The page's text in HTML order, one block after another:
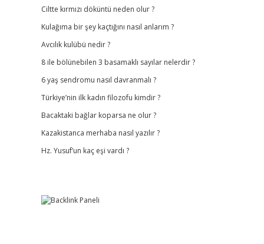
Ciltte kırmızı döküntü neden olur ?
Kulağıma bir şey kaçtığını nasıl anlarım ?
Avcılık kulübü nedir ?
8 ile bölünebilen 3 basamaklı sayılar nelerdir ?
6 yaş sendromu nasıl davranmalı ?
Türkiye’nin ilk kadın filozofu kimdir ?
Bacaktaki bağlar koparsa ne olur ?
Kazakistanca merhaba nasıl yazılır ?
Hz. Yusuf’un kaç eşi vardı ?